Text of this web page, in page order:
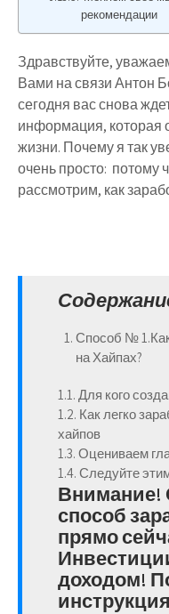
рекомендации
Здравствуйте,
Вами на связи Антон
сегодня вас снова
информация, которая
жизни. Почему я так
очень просто: потому
рассмотрим, как
Способ № 1.
на Хайпах?
1.1. Для кого
1.2. Как легко
хайпов
1.3. Оцениваем
1.4. Следуйте
Внимание!
способ
прямо
доходом!